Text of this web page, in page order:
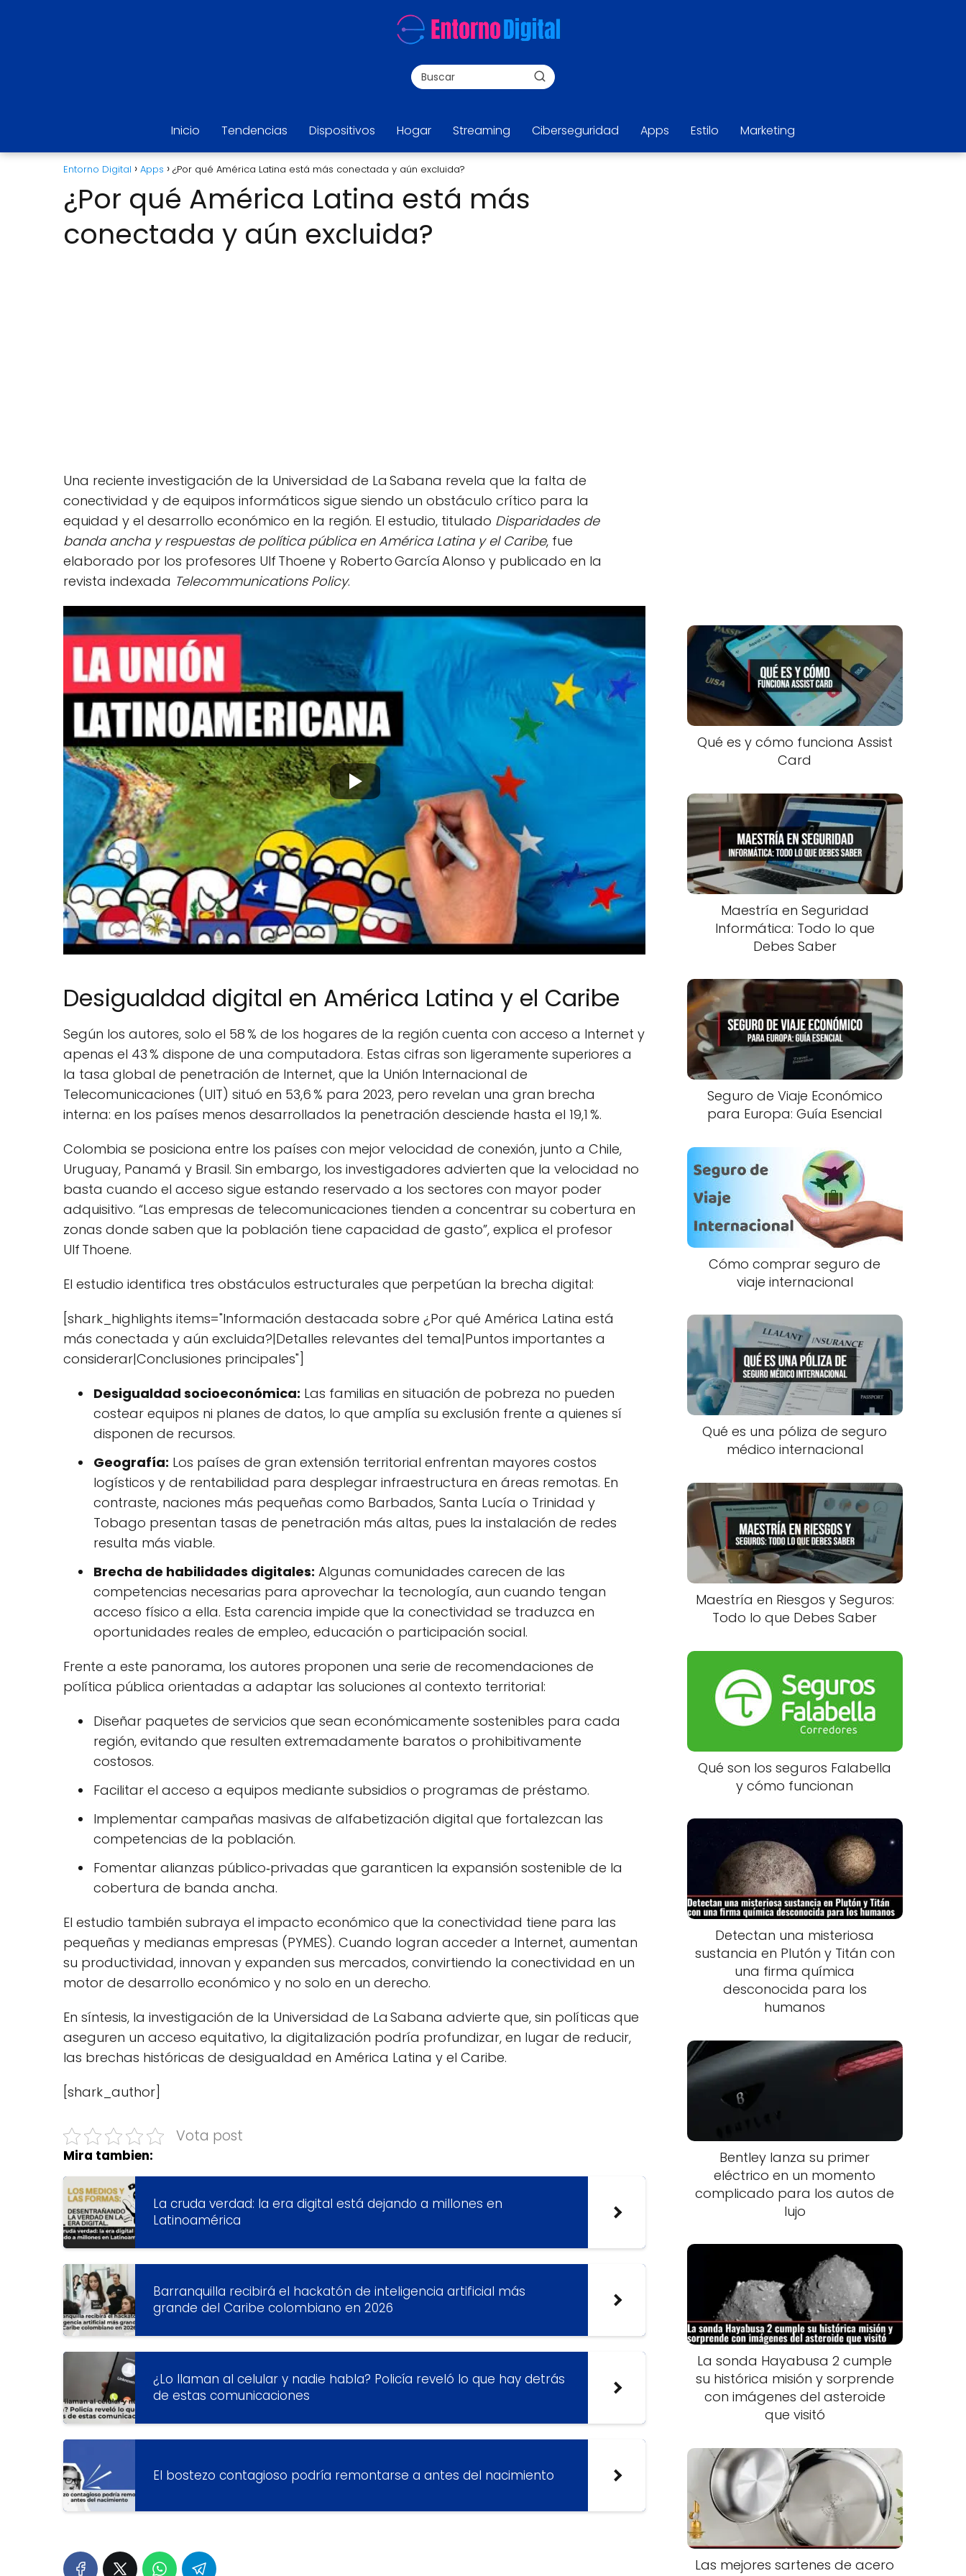
Inicio Tendencias Dispositivos Hogar Streaming Ciberseguridad Apps Estilo Marketing
Entorno Digital Apps ¿Por qué América Latina está más conectada y aún excluida?
¿Por qué América Latina está más
conectada y aún excluida?
Una reciente investigación de la Universidad de La Sabana revela que la falta de
conectividad y de equipos informáticos sigue siendo un obstáculo crítico para la
equidad y el desarrollo económico en la región. El estudio, titulado Disparidades de
banda ancha y respuestas de política pública en América Latina y el Caribe, fue
elaborado por los profesores Ulf Thoene y Roberto García Alonso y publicado en la
revista indexada Telecommunications Policy.
Desigualdad digital en América Latina y el Caribe
Según los autores, solo el 58 % de los hogares de la región cuenta con acceso a Internet y
apenas el 43 % dispone de una computadora. Estas cifras son ligeramente superiores a
la tasa global de penetración de Internet, que la Unión Internacional de
Telecomunicaciones (UIT) situó en 53,6 % para 2023, pero revelan una gran brecha
interna: en los países menos desarrollados la penetración desciende hasta el 19,1 %.
Colombia se posiciona entre los países con mejor velocidad de conexión, junto a Chile,
Uruguay, Panamá y Brasil. Sin embargo, los investigadores advierten que la velocidad no
basta cuando el acceso sigue estando reservado a los sectores con mayor poder
adquisitivo. “Las empresas de telecomunicaciones tienden a concentrar su cobertura en
zonas donde saben que la población tiene capacidad de gasto”, explica el profesor
Ulf Thoene.
El estudio identifica tres obstáculos estructurales que perpetúan la brecha digital:
[shark_highlights items="Información destacada sobre ¿Por qué América Latina está
más conectada y aún excluida?|Detalles relevantes del tema|Puntos importantes a
considerar|Conclusiones principales"]
Desigualdad socioeconómica: Las familias en situación de pobreza no pueden
costear equipos ni planes de datos, lo que amplía su exclusión frente a quienes sí
disponen de recursos.
Geografía: Los países de gran extensión territorial enfrentan mayores costos
logísticos y de rentabilidad para desplegar infraestructura en áreas remotas. En
contraste, naciones más pequeñas como Barbados, Santa Lucía o Trinidad y
Tobago presentan tasas de penetración más altas, pues la instalación de redes
resulta más viable.
Brecha de habilidades digitales: Algunas comunidades carecen de las
competencias necesarias para aprovechar la tecnología, aun cuando tengan
acceso físico a ella. Esta carencia impide que la conectividad se traduzca en
oportunidades reales de empleo, educación o participación social.
Frente a este panorama, los autores proponen una serie de recomendaciones de
política pública orientadas a adaptar las soluciones al contexto territorial:
Diseñar paquetes de servicios que sean económicamente sostenibles para cada
región, evitando que resulten extremadamente baratos o prohibitivamente
costosos.
Facilitar el acceso a equipos mediante subsidios o programas de préstamo.
Implementar campañas masivas de alfabetización digital que fortalezcan las
competencias de la población.
Fomentar alianzas público‑privadas que garanticen la expansión sostenible de la
cobertura de banda ancha.
El estudio también subraya el impacto económico que la conectividad tiene para las
pequeñas y medianas empresas (PYMES). Cuando logran acceder a Internet, aumentan
su productividad, innovan y expanden sus mercados, convirtiendo la conectividad en un
motor de desarrollo económico y no solo en un derecho.
En síntesis, la investigación de la Universidad de La Sabana advierte que, sin políticas que
aseguren un acceso equitativo, la digitalización podría profundizar, en lugar de reducir,
las brechas históricas de desigualdad en América Latina y el Caribe.
[shark_author]
Vota post
Mira tambien:
La cruda verdad: la era digital está dejando a millones en
Latinoamérica
Barranquilla recibirá el hackatón de inteligencia artificial más
grande del Caribe colombiano en 2026
¿Lo llaman al celular y nadie habla? Policía reveló lo que hay detrás
de estas comunicaciones
El bostezo contagioso podría remontarse a antes del nacimiento
Qué es y cómo funciona Assist
Card
Maestría en Seguridad
Informática: Todo lo que
Debes Saber
Seguro de Viaje Económico
para Europa: Guía Esencial
Cómo comprar seguro de
viaje internacional
Qué es una póliza de seguro
médico internacional
Maestría en Riesgos y Seguros:
Todo lo que Debes Saber
Qué son los seguros Falabella
y cómo funcionan
Detectan una misteriosa
sustancia en Plutón y Titán con
una firma química
desconocida para los
humanos
Bentley lanza su primer
eléctrico en un momento
complicado para los autos de
lujo
La sonda Hayabusa 2 cumple
su histórica misión y sorprende
con imágenes del asteroide
que visitó
Las mejores sartenes de acero